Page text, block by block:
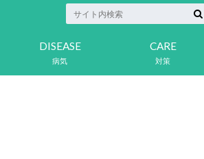
病気
DISEASE
対策
CARE